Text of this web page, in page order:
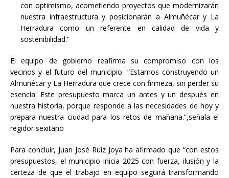
con optimismo, acometiendo proyectos que modernizarán
nuestra infraestructura y posicionarán a Almuñécar y La
Herradura como un referente en calidad de vida y
sostenibilidad.”
El equipo de gobierno reafirma su compromiso con los
vecinos y el futuro del municipio: “Estamos construyendo un
Almuñécar y La Herradura que crece con firmeza, sin perder su
esencia. Este presupuesto marca un antes y un después en
nuestra historia, porque responde a las necesidades de hoy y
prepara nuestra ciudad para los retos de mañana.”,señala el
regidor sexitano
Para concluir, Juan José Ruiz Joya ha afirmado que “con estos
presupuestos, el municipio inicia 2025 con fuerza, ilusión y la
certeza de que el trabajo en equipo seguirá transformando